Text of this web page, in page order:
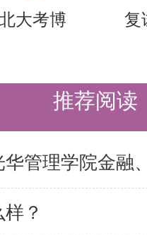
医学工程专业
重建算法：
大考博 复
推荐阅读
？